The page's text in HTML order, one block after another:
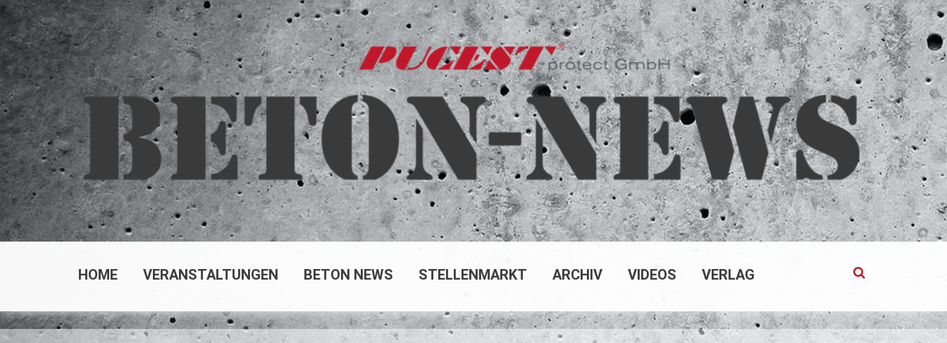
Skip
content
HOME VERANSTALTUNGEN BETON NEWS STELLENMARKT ARCHIV VIDEOS VERLAG
Nachhaltig investieren in Verschleißschutz